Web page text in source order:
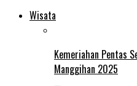
Wisata
Kemeriahan Pentas
Manggihan 2025